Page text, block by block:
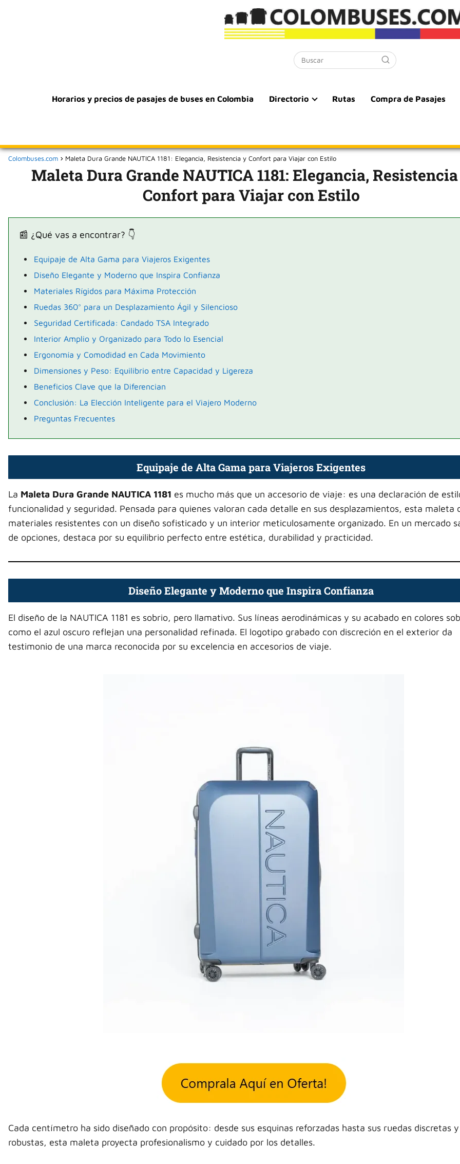
Horarios y precios de pasajes de buses en Colombia Directorio Rutas Compra de Pasajes
Colombuses.com Maleta Dura Grande NAUTICA 1181: Elegancia, Resistencia y Confort para Viajar con Estilo
Maleta Dura Grande NAUTICA 1181: Elegancia,
Confort para Viajar con Estilo
📰 ¿Qué vas a encontrar? 👇
Equipaje de Alta Gama para Viajeros Exigentes
Diseño Elegante y Moderno que Inspira Confianza
Materiales Rígidos para Máxima Protección
Ruedas 360° para un Desplazamiento Ágil y Silencioso
Seguridad Certificada: Candado TSA Integrado
Interior Amplio y Organizado para Todo lo Esencial
Ergonomía y Comodidad en Cada Movimiento
Dimensiones y Peso: Equilibrio entre Capacidad y Ligereza
Beneficios Clave que la Diferencian
Conclusión: La Elección Inteligente para el Viajero Moderno
Preguntas Frecuentes
Equipaje de Alta Gama para Viajeros Exigentes
La Maleta Dura Grande NAUTICA 1181 es mucho más que un accesorio de viaje: es una declaración de
funcionalidad y seguridad. Pensada para quienes valoran cada detalle en sus desplazamientos, esta maleta
materiales resistentes con un diseño sofisticado y un interior meticulosamente organizado. En un mercado
de opciones, destaca por su equilibrio perfecto entre estética, durabilidad y practicidad.
Diseño Elegante y Moderno que Inspira Confianza
El diseño de la NAUTICA 1181 es sobrio, pero llamativo. Sus líneas aerodinámicas y su acabado en colores
como el azul oscuro reflejan una personalidad refinada. El logotipo grabado con discreción en el exterior da
testimonio de una marca reconocida por su excelencia en accesorios de viaje.
Cada centímetro ha sido diseñado con propósito: desde sus esquinas reforzadas hasta sus ruedas discretas y
robustas, esta maleta proyecta profesionalismo y cuidado por los detalles.